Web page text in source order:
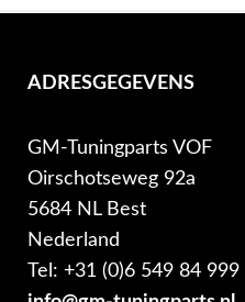
ADRESGEGEVENS
GM-Tuningparts VOF
Oirschotseweg 92a
5684 NL Best
Nederland
Tel: +31 (0)6 549 84 999